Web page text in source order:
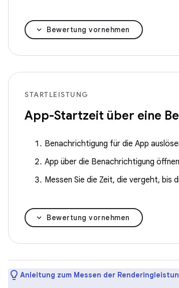
Bewertung vornehmen
STARTLEISTUNG
App-Startzeit über eine
Benachrichtigung für die App
App über die Benachrichtigung öffnen
Messen Sie die Zeit, die vergeht, bis
Bewertung vornehmen
Anleitung zum Messen der